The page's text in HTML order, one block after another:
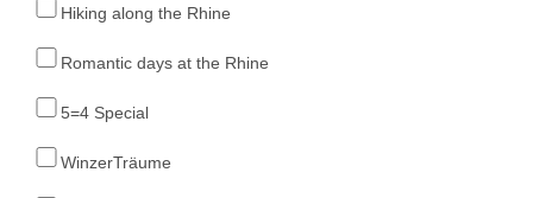
Hiking along the Rhine
Romantic days at the Rhine
5=4 Special
WinzerTräume